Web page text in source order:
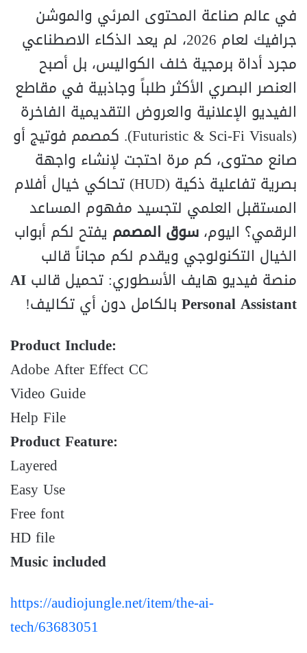
في عالم صناعة المحتوى المرئي والموشن
جرافيك لعام 2026، لم يعد الذكاء الاصطناعي
مجرد أداة برمجية خلف الكواليس، بل أصبح
العنصر البصري الأكثر طلباً وجاذبية في مقاطع
الفيديو الإعلانية والعروض التقديمية الفاخرة
(Futuristic & Sci-Fi Visuals). كمصمم فوتيج أو
صانع محتوى، كم مرة احتجت لإنشاء واجهة
بصرية تفاعلية ذكية (HUD) تحاكي خيال أفلام
المستقبل العلمي لتجسيد مفهوم المساعد
الرقمي؟ اليوم، سوق المصمم يفتح لكم أبواب
الخيال التكنولوجي ويقدم لكم مجاناً قالب
منصة فيديو هايف الأسطوري: تحميل قالب AI
Personal Assistant بالكامل دون أي تكاليف!
Product Include:
Adobe After Effect CC
Video Guide
Help File
Product Feature:
Layered
Easy Use
Free font
HD file
Music included
https://audiojungle.net/item/the-ai-
tech/63683051